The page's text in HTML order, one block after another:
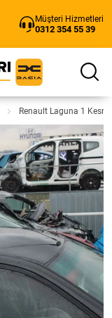
Müşteri Hizmetleri
0312 354 55 39
Renault Laguna 1